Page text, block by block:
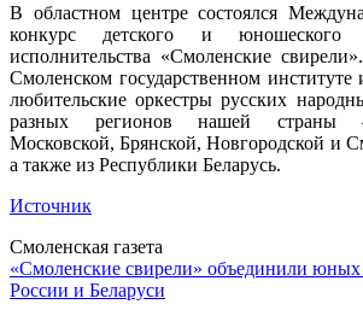
В областном центре состоялся
конкурс детского и юношеского
исполнительства «Смоленские
Смоленском государственном институте
любительские оркестры русских
разных регионов нашей страны
Московской, Брянской, Новгородской и
а также из Республики Беларусь.
Источник
Смоленская газета
«Смоленские свирели» объединили юных
России и Беларуси